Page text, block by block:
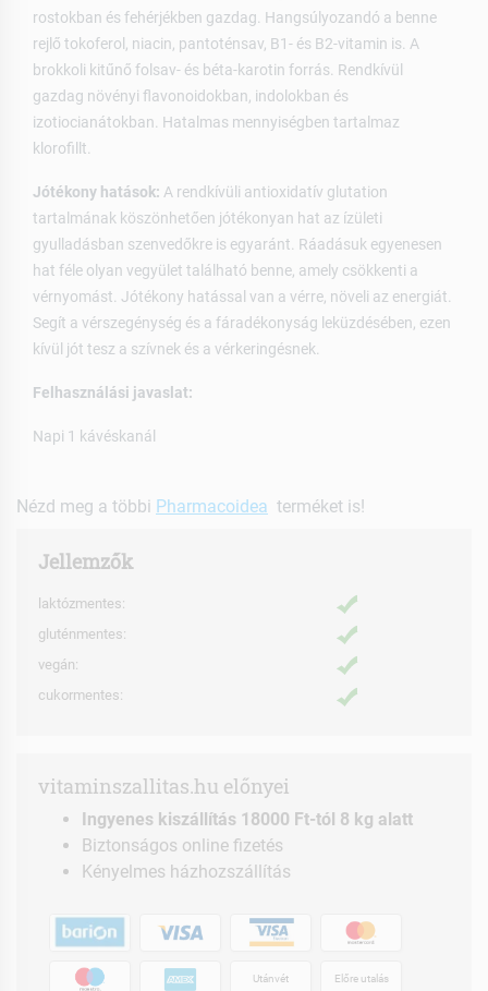
rostokban és fehérjékben gazdag. Hangsúlyozandó a benne
rejlő tokoferol, niacin, pantoténsav, B1- és B2-vitamin is. A
brokkoli kitűnő folsav- és béta-karotin forrás. Rendkívül
gazdag növényi flavonoidokban, indolokban és
izotiocianátokban. Hatalmas mennyiségben tartalmaz
klorofillt.
Jótékony hatások: A rendkívüli antioxidatív glutation
tartalmának köszönhetően jótékonyan hat az ízületi
gyulladásban szenvedőkre is egyaránt. Ráadásuk egyenesen
hat féle olyan vegyület található benne, amely csökkenti a
vérnyomást. Jótékony hatással van a vérre, növeli az energiát.
Segít a vérszegénység és a fáradékonyság leküzdésében, ezen
kívül jót tesz a szívnek és a vérkeringésnek.
Felhasználási javaslat:
Napi 1 kávéskanál
Nézd meg a többi Pharmacoidea terméket is!
Jellemzők
laktózmentes:
gluténmentes:
vegán:
cukormentes:
vitaminszallitas.hu előnyei
Ingyenes kiszállítás 18000 Ft-tól 8 kg alatt
Biztonságos online fizetés
Kényelmes házhozszállítás
Utánvét Előre utalás